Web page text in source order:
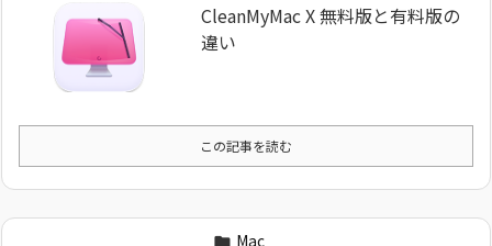
CleanMyMac X 無料版と有料版の
違い
この記事を読む
 Mac